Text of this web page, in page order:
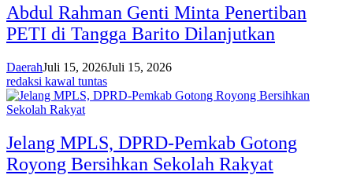
Abdul Rahman Genti Minta Penertiban
PETI di Tangga Barito Dilanjutkan
DaerahJuli 15, 2026Juli 15, 2026
redaksi kawal tuntas
Jelang MPLS, DPRD-Pemkab Gotong
Royong Bersihkan Sekolah Rakyat